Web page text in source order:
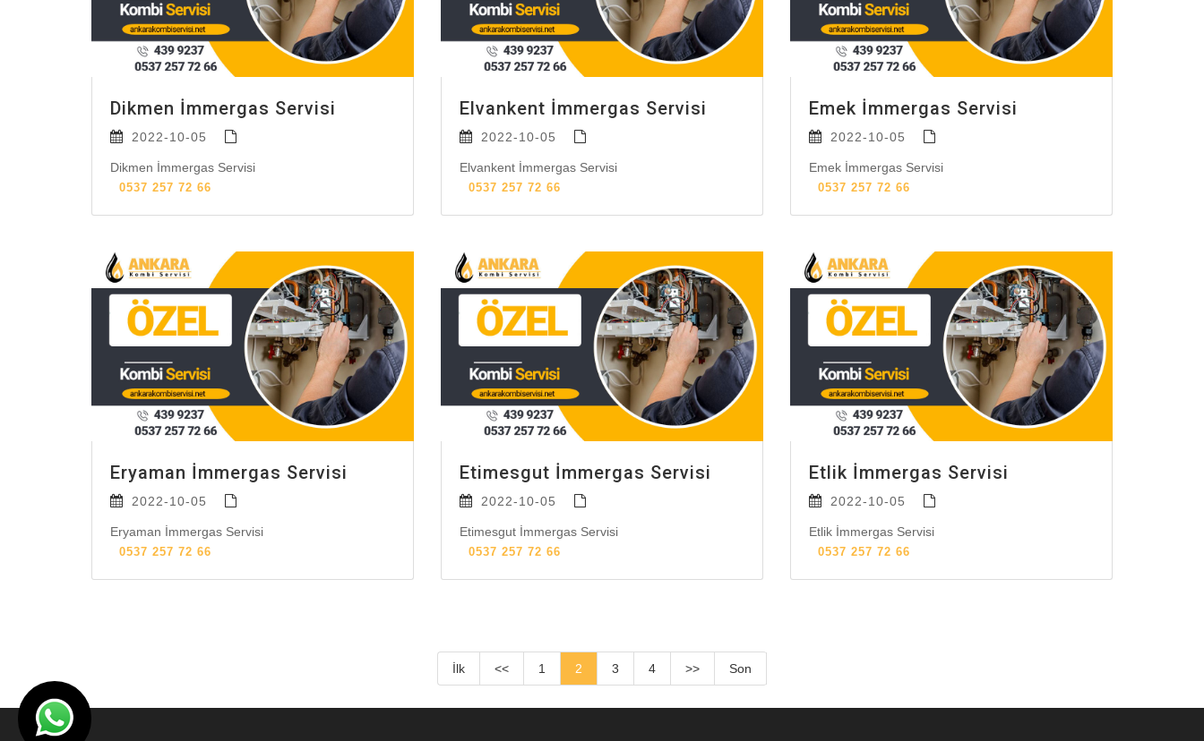
Dikmen İmmergas Servisi
2022-10-05
Dikmen İmmergas Servisi
0537 257 72 66
Elvankent İmmergas Servisi
2022-10-05
Elvankent İmmergas Servisi
0537 257 72 66
Emek İmmergas Servisi
2022-10-05
Emek İmmergas Servisi
0537 257 72 66
Eryaman İmmergas Servisi
2022-10-05
Eryaman İmmergas Servisi
0537 257 72 66
Etimesgut İmmergas Servisi
2022-10-05
Etimesgut İmmergas Servisi
0537 257 72 66
Etlik İmmergas Servisi
2022-10-05
Etlik İmmergas Servisi
0537 257 72 66
İlk << 1 2 3 4 >> Son